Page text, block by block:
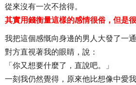
從來沒有一次不捨得。
其實用錢衡量這樣的感情很俗，但是很
我把這個感慨向身邊的男人大發了一通
對方直視著我的眼睛，說：
「你又想要什麼了，直說吧。」
一刻我仍然覺得，原來他比想像中愛我